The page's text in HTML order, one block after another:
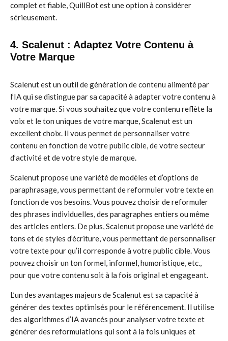
complet et fiable, QuillBot est une option à considérer
sérieusement.
4. Scalenut : Adaptez Votre Contenu à
Votre Marque
Scalenut est un outil de génération de contenu alimenté par
l’IA qui se distingue par sa capacité à adapter votre contenu à
votre marque. Si vous souhaitez que votre contenu reflète la
voix et le ton uniques de votre marque, Scalenut est un
excellent choix. Il vous permet de personnaliser votre
contenu en fonction de votre public cible, de votre secteur
d’activité et de votre style de marque.
Scalenut propose une variété de modèles et d’options de
paraphrasage, vous permettant de reformuler votre texte en
fonction de vos besoins. Vous pouvez choisir de reformuler
des phrases individuelles, des paragraphes entiers ou même
des articles entiers. De plus, Scalenut propose une variété de
tons et de styles d’écriture, vous permettant de personnaliser
votre texte pour qu’il corresponde à votre public cible. Vous
pouvez choisir un ton formel, informel, humoristique, etc.,
pour que votre contenu soit à la fois original et engageant.
L’un des avantages majeurs de Scalenut est sa capacité à
générer des textes optimisés pour le référencement. Il utilise
des algorithmes d’IA avancés pour analyser votre texte et
générer des reformulations qui sont à la fois uniques et